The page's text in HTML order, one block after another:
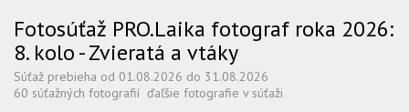
Fotosúťaž PRO.Laika fotograf roka 2026:
8. kolo - Zvieratá a vtáky
Súťaž prebieha od 01.08.2026 do 31.08.2026
60 súťažných fotografií ďaľšie fotografie v súťaži